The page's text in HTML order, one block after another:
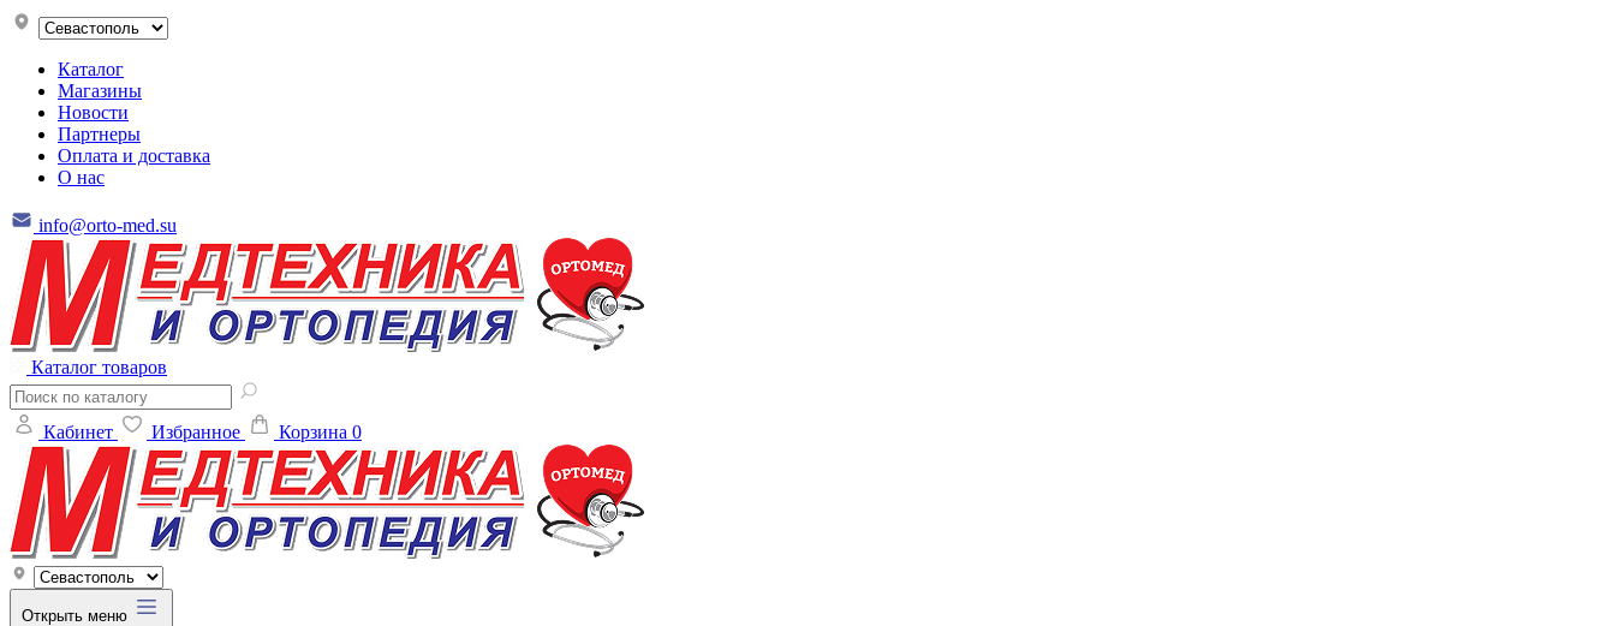
Каталог
Магазины
Новости
Партнеры
Оплата и доставка
О нас
info@orto-med.su
Каталог товаров
Кабинет Избранное Корзина 0
Открыть меню